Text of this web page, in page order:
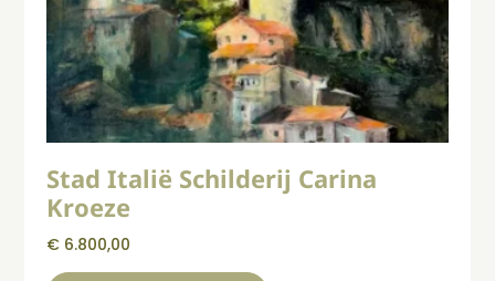
Stad Italië Schilderij Carina
Kroeze
€ 6.800,00